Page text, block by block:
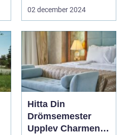
02 december 2024
Hitta Din
Drömsemester
Upplev Charmen